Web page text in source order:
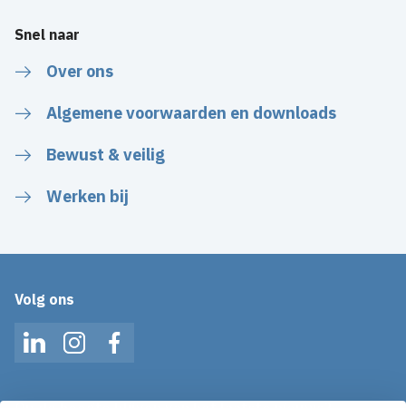
Snel naar
Over ons
Algemene voorwaarden en downloads
Bewust & veilig
Werken bij
Volg ons
LinkedInInstagramFacebook